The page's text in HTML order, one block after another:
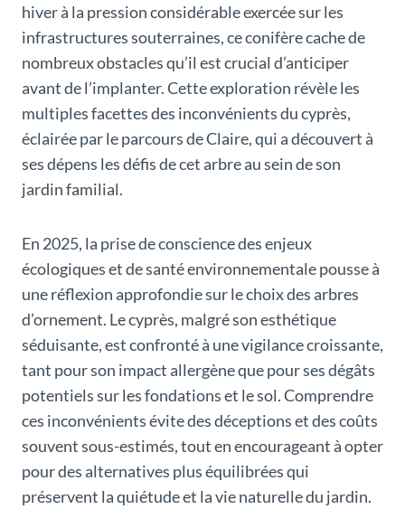
hiver à la pression considérable exercée sur les
infrastructures souterraines, ce conifère cache de
nombreux obstacles qu’il est crucial d’anticiper
avant de l’implanter. Cette exploration révèle les
multiples facettes des inconvénients du cyprès,
éclairée par le parcours de Claire, qui a découvert à
ses dépens les défis de cet arbre au sein de son
jardin familial.
En 2025, la prise de conscience des enjeux
écologiques et de santé environnementale pousse à
une réflexion approfondie sur le choix des arbres
d’ornement. Le cyprès, malgré son esthétique
séduisante, est confronté à une vigilance croissante,
tant pour son impact allergène que pour ses dégâts
potentiels sur les fondations et le sol. Comprendre
ces inconvénients évite des déceptions et des coûts
souvent sous-estimés, tout en encourageant à opter
pour des alternatives plus équilibrées qui
préservent la quiétude et la vie naturelle du jardin.